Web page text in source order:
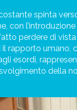
spinta
con
perdere di
il rapporto umano,
esordi,
della